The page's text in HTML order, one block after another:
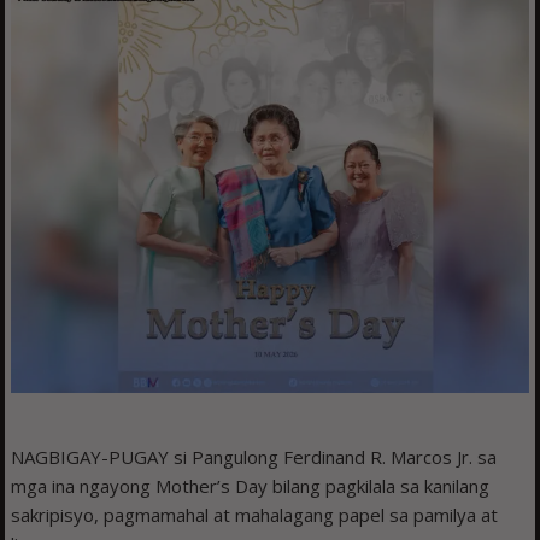
NAGBIGAY-PUGAY si Pangulong Ferdinand R. Marcos Jr. sa
mga ina ngayong Mother’s Day bilang pagkilala sa kanilang
sakripisyo, pagmamahal at mahalagang papel sa pamilya at